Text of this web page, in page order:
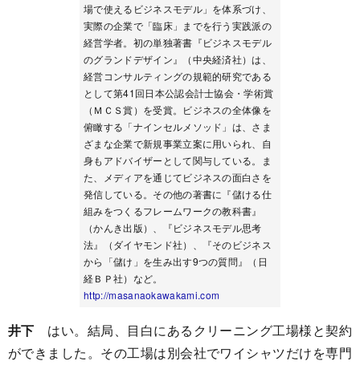
場で使えるビジネスモデル」を体系づけ、
実際の企業で「臨床」までを行う実践派の
経営学者。初の単独著書『ビジネスモデル
のグランドデザイン』（中央経済社）は、
経営コンサルティングの規範的研究である
として第41回日本公認会計士協会・学術賞
（ＭＣＳ賞）を受賞。ビジネスの全体像を
俯瞰する「ナインセルメソッド」は、さま
ざまな企業で新規事業立案に用いられ、自
身もアドバイザーとして関与している。ま
た、メディアを通じてビジネスの面白さを
発信している。その他の著書に『儲ける仕
組みをつくるフレームワークの教科書』
（かんき出版）、『ビジネスモデル思考
法』（ダイヤモンド社）、『そのビジネス
から「儲け」を生み出す9つの質問』（日
経ＢＰ社）など。
http://masanaokawakami.com
井下 はい。結局、目白にあるクリーニング工場様と契約
ができました。その工場は別会社でワイシャツだけを専門